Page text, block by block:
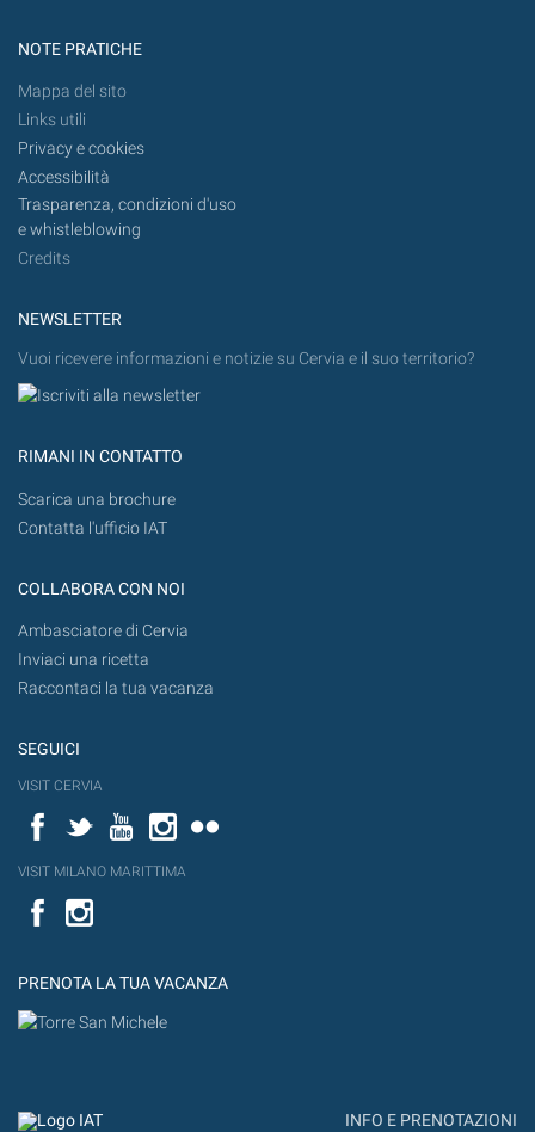
NOTE PRATICHE
Mappa del sito
Links utili
Privacy e cookies
Accessibilità
Trasparenza, condizioni d'uso
e whistleblowing
Credits
NEWSLETTER
Vuoi ricevere informazioni e notizie su Cervia e il suo territorio?
RIMANI IN CONTATTO
Scarica una brochure
Contatta l'ufficio IAT
COLLABORA CON NOI
Ambasciatore di Cervia
Inviaci una ricetta
Raccontaci la tua vacanza
SEGUICI
VISIT CERVIA
FacebookTwitterYouTubeInstagram
VISIT MILANO MARITTIMA
Facebook
PRENOTA LA TUA VACANZA
INFO E PRENOTAZIONI